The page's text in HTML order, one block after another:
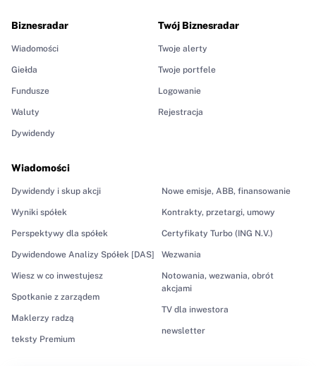
Biznesradar
Wiadomości
Giełda
Fundusze
Waluty
Dywidendy
Wiadomości
Dywidendy i skup akcji
Wyniki spółek
Perspektywy dla spółek
Dywidendowe Analizy Spółek [DAS]
Wiesz w co inwestujesz
Spotkanie z zarządem
Maklerzy radzą
teksty Premium
Nowe emisje, ABB, finansowanie
Kontrakty, przetargi, umowy
Certyfikaty Turbo (ING N.V.)
Wezwania
Notowania, wezwania, obrót
akcjami
TV dla inwestora
newsletter
Twój Biznesradar
Twoje alerty
Twoje portfele
Logowanie
Rejestracja